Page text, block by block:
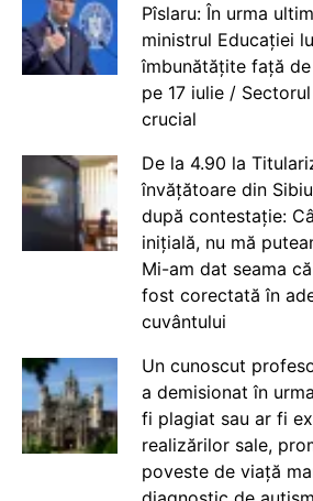
Pîslaru: În urma
ministrul Educației
îmbunătățite față
pe 17 iulie /
crucial
De la 4.90 la
învățătoare din
după contestație:
inițială, nu mă
Mi-am dat seama
fost corectată în
cuvântului
Un cunoscut
a demisionat în
fi plagiat sau ar fi
realizărilor sale,
poveste de viață